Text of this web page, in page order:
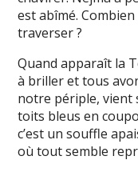
est abîmé.
traverser ?
Quand apparaît la
à briller et tous
notre périple, vient
toits bleus en
c’est un souffle
où tout semble